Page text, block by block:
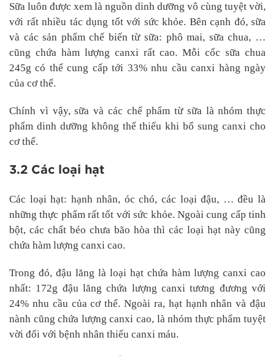
Sữa luôn được xem là nguồn dinh dưỡng vô cùng tuyệt vời,
với rất nhiều tác dụng tốt với sức khỏe. Bên cạnh đó, sữa
và các sản phẩm chế biến từ sữa: phô mai, sữa chua, …
cũng chứa hàm lượng canxi rất cao. Mỗi cốc sữa chua
245g có thể cung cấp tới 33% nhu cầu canxi hàng ngày
của cơ thể.
Chính vì vậy, sữa và các chế phẩm từ sữa là nhóm thực
phẩm dinh dưỡng không thể thiếu khi bổ sung canxi cho
cơ thể.
3.2 Các loại hạt
Các loại hạt: hạnh nhân, óc chó, các loại đậu, … đều là
những thực phẩm rất tốt với sức khỏe. Ngoài cung cấp tinh
bột, các chất béo chưa bão hòa thì các loại hạt này cũng
chứa hàm lượng canxi cao.
Trong đó, đậu lăng là loại hạt chứa hàm lượng canxi cao
nhất: 172g đậu lăng chứa lượng canxi tương đương với
24% nhu cầu của cơ thể. Ngoài ra, hạt hạnh nhân và đậu
nành cũng chứa lượng canxi cao, là nhóm thực phẩm tuyệt
vời đối với bệnh nhân thiếu canxi máu.